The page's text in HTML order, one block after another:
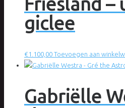
giclee
€ 1.100,00 Toevoegen aan
Gabriëlle